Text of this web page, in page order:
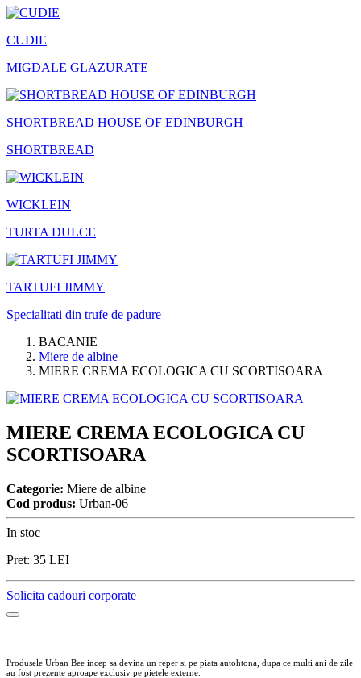
CUDIE
MIGDALE GLAZURATE
SHORTBREAD HOUSE OF EDINBURGH
SHORTBREAD
WICKLEIN
TURTA DULCE
TARTUFI JIMMY
Specialitati din trufe de padure
BACANIE
Miere de albine
MIERE CREMA ECOLOGICA CU SCORTISOARA
MIERE CREMA ECOLOGICA CU
SCORTISOARA
Categorie: Miere de albine
Cod produs: Urban-06
In stoc
Pret: 35 LEI
Solicita cadouri corporate
Produsele Urban Bee incep sa devina un reper si pe piata autohtona, dupa ce multi ani de zile
au fost prezente aproape exclusiv pe pietele externe.